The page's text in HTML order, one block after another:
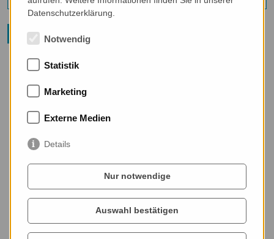
Abschicken
Datenschutzerklärung.
Notwendig
Statistik
Marketing
Externe Medien
Details
Nur notwendige
Auswahl bestätigen